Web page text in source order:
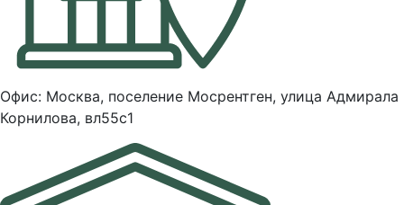
Офис: Москва, поселение Мосрентген, улица Адмирала
Корнилова, вл55с1